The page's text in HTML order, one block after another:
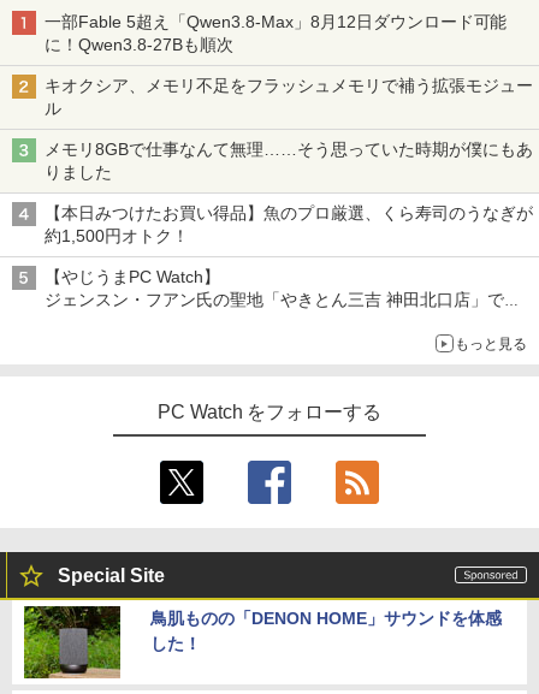
On My Road (Stadium ver.)
￥250
BUGS LIFE
￥250
by Amazon 天然水ラベルレス 2L×9本
￥1,117
ベルレス 650mlPET×24本
HUNTER×HUNTER モノクロ版 39 (ジャンプ
コミックスDIGITAL)
￥572
スーパーの裏でヤニ吸うふたり 9巻 (デジタル
￥810
￥14,300
3
ノートパソコン14インチ 極軽量約965g
富士通 LIFEBOOK U748 高性能第7世代
GB SSD1TB 薄い軽い FHD液晶 type-C
WIFI Bluetooth 中古ノートパソコン Off
ftOffice2024可 Windows11
￥16,500
古ノートパソコン 第11世代 Core i5 メモ
リ16GB M.2 SSD256GB 13.3インチ フ
Wi-Fi Bluetooth Windows11 東芝 dyna
book G83/HS 初期設定済 すぐ使える 90
￥29,980
5
ップPC
￥66,248
[VETESA正規販売店]デスクトップパソ
ore i7 第4世代 Office付き メモリ16GB
SSD512GB 初期設定済 ホワイト ブラッ
￥69,800
￥124,800
￥148,700
￥6,930
4
これから俺は、後輩に抱かれます 6【電
門サエコ ]
あかね噺 23 【電子書籍】[ 末永裕樹 ]
一部Fable 5超え「Qwen3.8-Max」8月12日ダウンロード可能
に！Qwen3.8-27Bも順次
キオクシア、メモリ不足をフラッシュメモリで補う拡張モジュー
ル
メモリ8GBで仕事なんて無理……そう思っていた時期が僕にもあ
りました
【本日みつけたお買い得品】魚のプロ厳選、くら寿司のうなぎが
約1,500円オトク！
【やじうまPC Watch】
ジェンスン・フアン氏の聖地「やきとん三吉 神田北口店」で
～コース名を変更したのはNVIDIAに怒られたからではないもっと見る
PC Watch をフォローする
Special Site
鳥肌ものの「DENON HOME」サウンドを体感
した！